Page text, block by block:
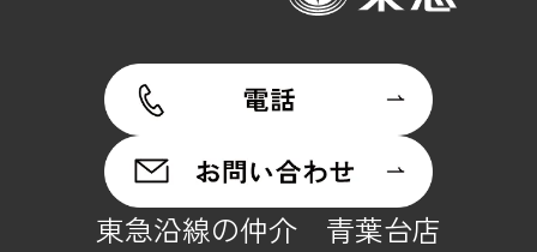
東急沿線の仲介 青葉台店